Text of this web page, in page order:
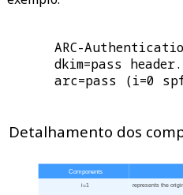
ARC-
dkim=pass
arc=pass (i=0
Detalhamento dos
Components
i=1 represents the